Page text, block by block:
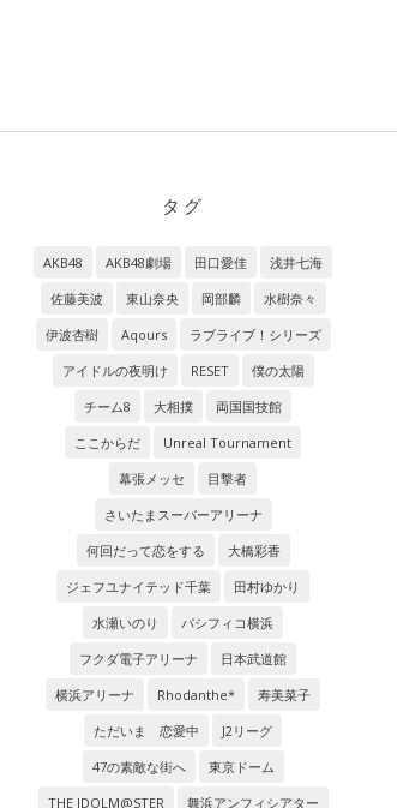
タグ
AKB48 AKB48劇場 田口愛佳
浅井七海
佐藤美波
東山奈央 岡部麟
水樹奈々
伊波杏樹
Aqours
ラブライブ！シリーズ
アイドルの夜明け
RESET
僕の太陽
チーム8
大相撲
両国国技館
ここからだ
Unreal Tournament
幕張メッセ
目撃者
さいたまスーパーアリーナ
何回だって恋をする
大橋彩香
ジェフユナイテッド千葉
田村ゆかり
水瀬いのり
パシフィコ横浜
フクダ電子アリーナ
日本武道館
横浜アリーナ
Rhodanthe*
寿美菜子
ただいま 恋愛中
J2リーグ
47の素敵な街へ
東京ドーム
THE IDOLM@STER
舞浜アンフィシアター